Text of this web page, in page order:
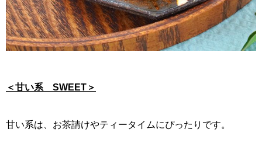
＜甘い系 SWEET＞
甘い系は、お茶請けやティータイムにぴったりです。